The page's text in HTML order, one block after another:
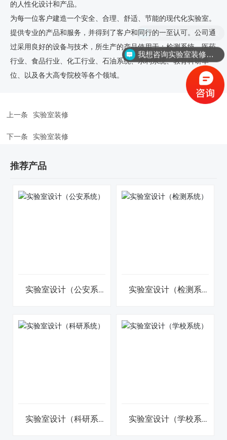
的人性化设计和产品。
为每一位客户建造一个安全、合理、舒适、节能的现代化实验室。
提供专业的产品和服务，并得到了客户和同行的一至认可。公司通
过采用良好的设备与技术，所生产的产品使用于：检测系统、医药
行业、食品行业、化工行业、石油系统、水利系统、教育科研单
位、以及各大高专院校等各个领域。
上一条 实验室装修
下一条 实验室装修
推荐产品
实验室设计（公安系
实验室设计（检测系
实验室设计（科研系
实验室设计（学校系
我想咨询实验室装修价格
我想咨询实验室建设